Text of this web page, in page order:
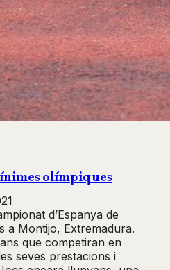
olímpiques
d’Espanya de
a Montijo, Extremadura.
que competiran en
seves prestacions i